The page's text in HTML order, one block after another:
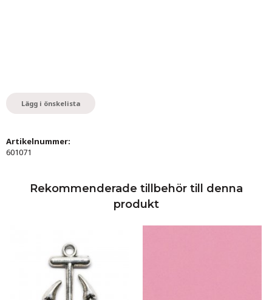
Lägg i önskelista
Artikelnummer:
601071
Rekommenderade tillbehör till denna
produkt